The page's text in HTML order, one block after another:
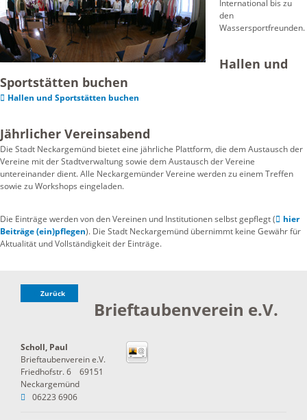
International bis zu
den
Wassersportfreunden.
Hallen und
Sportstätten buchen
Hallen und Sportstätten buchen
Jährlicher Vereinsabend
Die Stadt Neckargemünd bietet eine jährliche Plattform, die dem Austausch der
Vereine mit der Stadtverwaltung sowie dem Austausch der Vereine
untereinander dient. Alle Neckargemünder Vereine werden zu einem Treffen
sowie zu Workshops eingeladen.
Die Einträge werden von den Vereinen und Institutionen selbst gepflegt (
hier
Beiträge (ein)pflegen). Die Stadt Neckargemünd übernimmt keine Gewähr für
Aktualität und Vollständigkeit der Einträge.
Zurück
Brieftaubenverein e.V.
Scholl, Paul
Brieftaubenverein e.V.
Friedhofstr. 6
69151
Neckargemünd
06223 6906